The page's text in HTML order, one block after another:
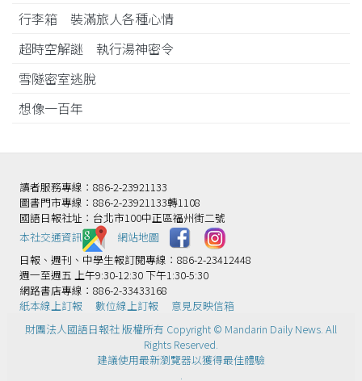
行李箱 裝滿旅人各種心情
超時空解謎 執行湯神密令
雪隧密室逃脫
想像一百年
讀者服務專線：886-2-23921133
圖書門市專線：886-2-23921133轉1108
國語日報社址：台北市100中正區福州街二號
本社交通資訊️
網站地圖
日報、週刊、中學生報訂閱專線：886-2-23412448
週一至週五 上午9:30-12:30 下午1:30-5:30
網路書店專線：886-2-33433168
紙本線上訂報
數位線上訂報
意見反映信箱
財團法人國語日報社 版權所有 Copyright © Mandarin Daily News. All
Rights Reserved.
建議使用最新瀏覽器以獲得最佳體驗
.